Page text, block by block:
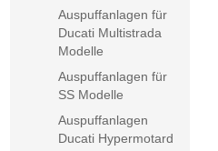
Auspuffanlagen für
Ducati Multistrada
Modelle
Auspuffanlagen für
SS Modelle
Auspuffanlagen
Ducati Hypermotard